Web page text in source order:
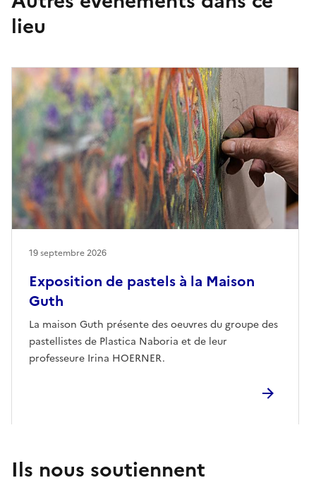
lieu
Exposition de pastels à la Maison
Guth
La maison Guth présente des oeuvres du groupe des
pastellistes de Plastica Naboria et de leur
professeure Irina HOERNER.
19 septembre 2026
Ils nous soutiennent